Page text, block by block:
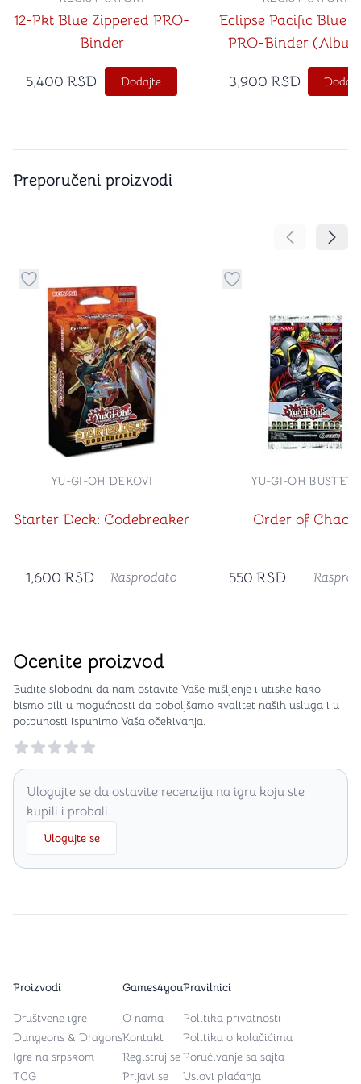
12-Pkt Blue Zippered PRO-
Binder
5,400 RSD Dodajte
Eclipse Pacific Blue
PRO-Binder
karte)
3,900 RSD
Preporučeni proizvodi
Pomeranje
Dugme za dodavanje stvari u kategoriju omiljeno
Starter Deck: Codebreaker
YU-GI-OH DEKOVI
1,600 RSD Rasprodato
Dugme za dodavanje
Order of Chaos
YU-GI-OH BUSTERI
550 RSD
Ocenite proizvod
Budite slobodni da nam ostavite Vaše mišljenje i utiske kako
bismo bili u mogućnosti da poboljšamo kvalitet naših usluga i u
potpunosti ispunimo Vaša očekivanja.
Reviews
Ulogujte se da ostavite recenziju na igru koju ste
kupili i probali.
Ulogujte se
Proizvodi
Društvene igre
Dungeons & Dragons
Igre na srpskom
TCG
Games4you
O nama
Kontakt
Registruj se
Prijavi se
Pravilnici
Politika privatnosti
Politika o kolačićima
Poručivanje sa sajta
Uslovi plaćanja